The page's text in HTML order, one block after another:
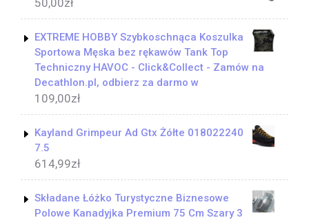
EXTREME HOBBY Szybkoschnąca Koszulka
Sportowa Męska bez rękawów Tank Top
Techniczny HAVOC - Click&Collect - Zamów na
Decathlon.pl, odbierz za darmo w
109,00zł
Kayland Grimpeur Ad Gtx Żółte 018022240
7.5
614,99zł
Składane Łóżko Turystyczne Biznesowe
Polowe Kanadyjka Premium 75 Cm Szary 3